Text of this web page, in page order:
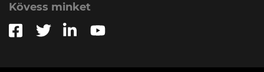
Kövess minket